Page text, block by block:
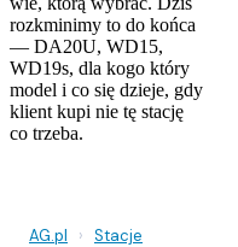
rozkminimy to do końca
— DA20U, WD15,
WD19s, dla kogo który
model i co się dzieje, gdy
klient kupi nie tę stację
co trzeba.
AG.pl › Stacje